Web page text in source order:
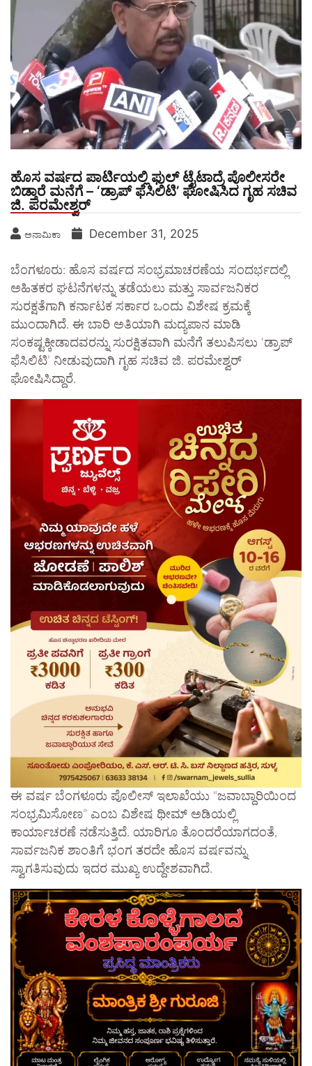
ಹೊಸ ವರ್ಷದ ಪಾರ್ಟಿಯಲ್ಲಿ ಫುಲ್ ಟೈಟಾದ್ರೆ ಪೊಲೀಸರೇ
ಬಿಡ್ತಾರೆ ಮನೆಗೆ – ‘ಡ್ರಾಪ್ ಫೆಸಿಲಿಟಿ’ ಘೋಷಿಸಿದ ಗೃಹ ಸಚಿವ
ಜಿ. ಪರಮೇಶ್ವರ್
ಅನಾಮಿಕಾ December 31, 2025
ಬೆಂಗಳೂರು: ಹೊಸ ವರ್ಷದ ಸಂಭ್ರಮಾಚರಣೆಯ ಸಂದರ್ಭದಲ್ಲಿ
ಅಹಿತಕರ ಘಟನೆಗಳನ್ನು ತಡೆಯಲು ಮತ್ತು ಸಾರ್ವಜನಿಕರ
ಸುರಕ್ಷತೆಗಾಗಿ ಕರ್ನಾಟಕ ಸರ್ಕಾರ ಒಂದು ವಿಶೇಷ ಕ್ರಮಕ್ಕೆ
ಮುಂದಾಗಿದೆ. ಈ ಬಾರಿ ಅತಿಯಾಗಿ ಮದ್ಯಪಾನ ಮಾಡಿ
ಸಂಕಷ್ಟಕ್ಕೀಡಾದವರನ್ನು ಸುರಕ್ಷಿತವಾಗಿ ಮನೆಗೆ ತಲುಪಿಸಲು ‘ಡ್ರಾಪ್
ಫೆಸಿಲಿಟಿ’ ನೀಡುವುದಾಗಿ ಗೃಹ ಸಚಿವ ಜಿ. ಪರಮೇಶ್ವರ್
ಘೋಷಿಸಿದ್ದಾರೆ.
ಈ ವರ್ಷ ಬೆಂಗಳೂರು ಪೊಲೀಸ್ ಇಲಾಖೆಯು “ಜವಾಬ್ದಾರಿಯಿಂದ
ಸಂಭ್ರಮಿಸೋಣ” ಎಂಬ ವಿಶೇಷ ಥೀಮ್ ಅಡಿಯಲ್ಲಿ
ಕಾರ್ಯಾಚರಣೆ ನಡೆಸುತ್ತಿದೆ. ಯಾರಿಗೂ ತೊಂದರೆಯಾಗದಂತೆ,
ಸಾರ್ವಜನಿಕ ಶಾಂತಿಗೆ ಭಂಗ ತರದೇ ಹೊಸ ವರ್ಷವನ್ನು
ಸ್ವಾಗತಿಸುವುದು ಇದರ ಮುಖ್ಯ ಉದ್ದೇಶವಾಗಿದೆ.